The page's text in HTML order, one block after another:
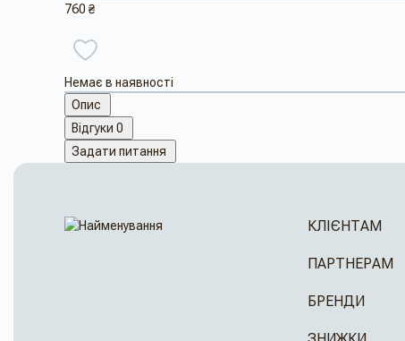
760 ₴
Немає в наявності
Опис
Відгуки 0
Задати питання
КЛІЄНТАМ
ПАРТНЕРАМ
БРЕНДИ